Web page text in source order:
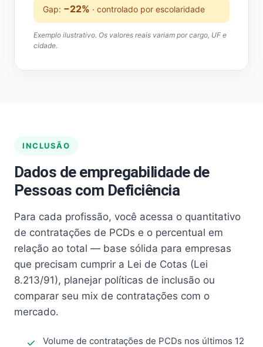
Gap: −22% · controlado por escolaridade
Exemplo ilustrativo. Os valores reais variam por cargo, UF e
cidade.
INCLUSÃO
Dados de empregabilidade de
Pessoas com Deficiência
Para cada profissão, você acessa o quantitativo
de contratações de PCDs e o percentual em
relação ao total — base sólida para empresas
que precisam cumprir a Lei de Cotas (Lei
8.213/91), planejar políticas de inclusão ou
comparar seu mix de contratações com o
mercado.
Volume de contratações de PCDs nos últimos 12